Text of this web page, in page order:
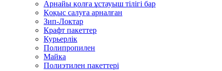
Арнайы қолға ұстауыш тілігі бар
Қоқыс салуға арналған
Зип-Локтар
Крафт пакеттер
Курьерлік
Полипропилен
Майка
Полиэтилен пакеттері